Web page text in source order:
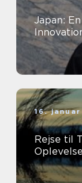
Japan:
16.
Rejse til